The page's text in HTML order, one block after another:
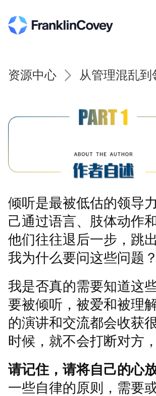
资源中心 从管理混乱
倾听是最被低估的领导
己通过语言、肢体动作
他们往往退后一步，跳
我为什么要问这些问题？
我是否真的需要知道这
要被倾听，被爱和被理
的演讲和交流都会收获
时候，就不会打断对方
请记住，请将自己的心
一些自律的原则，需要